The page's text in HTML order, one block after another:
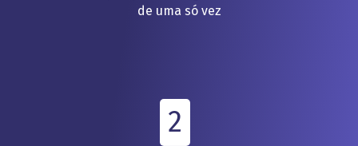
de uma só vez
2